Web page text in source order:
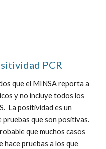
PCR
que el MINSA reporta a
y no incluye todos los
La positividad es un
pruebas que son positivas.
que muchos casos
hace pruebas a los que